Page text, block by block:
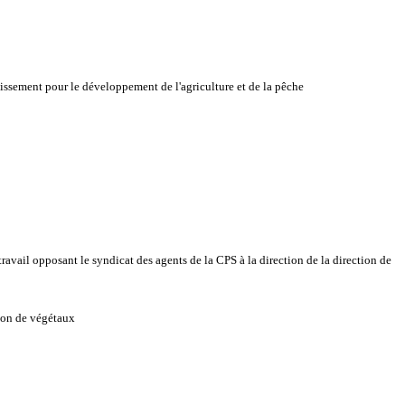
pour le développement de l'agriculture et de la pêche
opposant le syndicat des agents de la CPS à la direction de la direction de
de végétaux